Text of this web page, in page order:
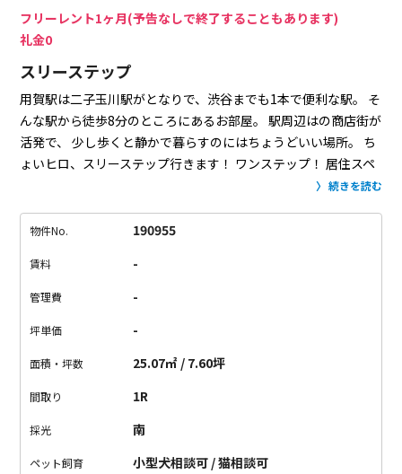
フリーレント1ヶ月(予告なしで終了することもあります)
礼金0
スリーステップ
用賀駅は二子玉川駅がとなりで、渋谷までも1本で便利な駅。
そ
んな駅から徒歩8分のところにあるお部屋。
駅周辺はの商店街が
活発で、 少し歩くと静かで暮らすのにはちょうどいい場所。
ち
ょいヒロ、スリーステップ行きます！ ワンステップ！ 居住スペ
お部屋は8.3帖もあるので一人暮らしには十
ステップ！
ウォークインクローゼットがちょいヒロ。
ステップ！
バルコニーは三角形なのでちょいヒロ。
でテーブルと椅子も置けます。
慣れてしまえば平気かな。
始めましょう！
【備考・注意点】・コンロがないので、置き型
二人入居、事務所利用もご相談ください
物件です
・ペット飼育の場合：敷金1.5ヶ月分増
続きを読む
物件No. 190955
賃料 -
管理費 -
坪単価 -
面積・坪数 25.07㎡ / 7.60坪
間取り 1R
採光 南
ペット飼育 小型犬相談可 / 猫相談可